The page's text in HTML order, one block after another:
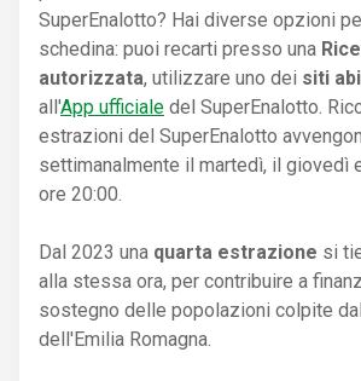
SuperEnalotto? Hai diverse opzioni
schedina: puoi recarti presso una
autorizzata, utilizzare uno dei siti
all'App ufficiale del SuperEnalotto.
estrazioni del SuperEnalotto
settimanalmente il martedì, il giovedì
ore 20:00.
Dal 2023 una quarta estrazione si
alla stessa ora, per contribuire a
sostegno delle popolazioni colpite
dell'Emilia Romagna.